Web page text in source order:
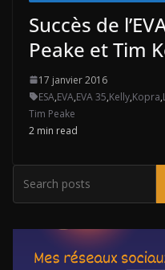
Succès de
Peake et Tim
17 janvier 2016
ESA,EVA,EVA 35,Kelly,Kopra,
Tim Peake
2 min read